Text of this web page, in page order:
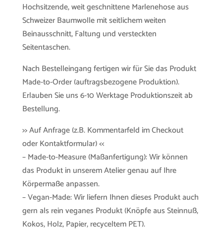
Hochsitzende, weit geschnittene Marlenehose aus
Schweizer Baumwolle mit seitlichem weiten
Beinausschnitt, Faltung und versteckten
Seitentaschen.
Nach Bestelleingang fertigen wir für Sie das Produkt
Made-to-Order (auftragsbezogene Produktion).
Erlauben Sie uns 6-10 Werktage Produktionszeit ab
Bestellung.
>> Auf Anfrage (z.B. Kommentarfeld im Checkout
oder Kontaktformular) <<
– Made-to-Measure (Maßanfertigung): Wir können
das Produkt in unserem Atelier genau auf Ihre
Körpermaße anpassen.
– Vegan-Made: Wir liefern Ihnen dieses Produkt auch
gern als rein veganes Produkt (Knöpfe aus Steinnuß,
Kokos, Holz, Papier, recyceltem PET).